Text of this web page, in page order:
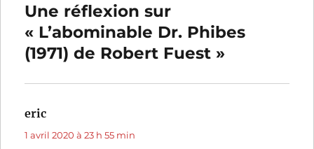
Une réflexion sur
« L’abominable Dr. Phibes
(1971) de Robert Fuest »
eric
1 avril 2020 à 23 h 55 min